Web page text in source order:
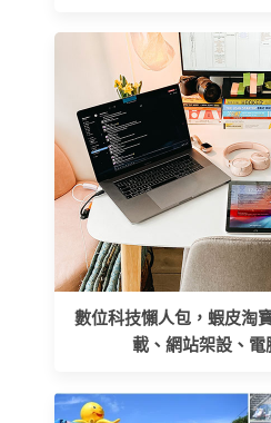
數位科技懶人包，蝦皮淘
載、網站架設、電